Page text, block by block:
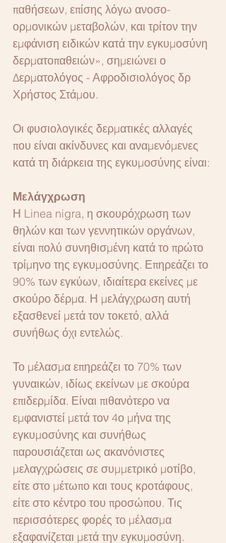
παθήσεων, επίσης λόγω ανοσο-
ορμονικών μεταβολών, και τρίτον την
εμφάνιση ειδικών κατά την εγκυμοσύνη
δερματοπαθειών», σημειώνει ο
Δερματολόγος - Αφροδισιολόγος δρ
Χρήστος Στάμου.
Οι φυσιολογικές δερματικές αλλαγές
που είναι ακίνδυνες και αναμενόμενες
κατά τη διάρκεια της εγκυμοσύνης είναι:
Μελάγχρωση
Η Linea nigra, η σκουρόχρωση των
θηλών και των γεννητικών οργάνων,
είναι πολύ συνηθισμένη κατά το πρώτο
τρίμηνο της εγκυμοσύνης. Επηρεάζει το
90% των εγκύων, ιδιαίτερα εκείνες με
σκούρο δέρμα. Η μελάγχρωση αυτή
εξασθενεί μετά τον τοκετό, αλλά
συνήθως όχι εντελώς.
Το μέλασμα επηρεάζει το 70% των
γυναικών, ιδίως εκείνων με σκούρα
επιδερμίδα. Είναι πιθανότερο να
εμφανιστεί μετά τον 4ο μήνα της
εγκυμοσύνης και συνήθως
παρουσιάζεται ως ακανόνιστες
μελαγχρώσεις σε συμμετρικό μοτίβο,
είτε στο μέτωπο και τους κροτάφους,
είτε στο κέντρο του προσώπου. Τις
περισσότερες φορές το μέλασμα
εξαφανίζεται μετά την εγκυμοσύνη.